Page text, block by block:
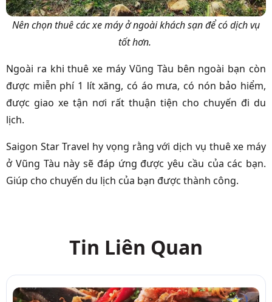
Nên chọn thuê các xe máy ở ngoài khách sạn để có dịch vụ
tốt hơn.
Ngoài ra khi thuê xe máy Vũng Tàu bên ngoài bạn còn
được miễn phí 1 lít xăng, có áo mưa, có nón bảo hiểm,
được giao xe tận nơi rất thuận tiện cho chuyến đi du
lịch.
Saigon Star Travel hy vọng rằng với dịch vụ thuê xe máy
ở Vũng Tàu này sẽ đáp ứng được yêu cầu của các bạn.
Giúp cho chuyến du lịch của bạn được thành công.
Tin Liên Quan